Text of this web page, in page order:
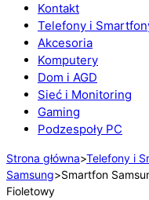
Kontakt
Telefony i
Akcesoria
Komputery
Dom i AGD
Sieć i Monitoring
Gaming
Podzespoły PC
Strona główna>Telefony i
Samsung>Smartfon
Fioletowy